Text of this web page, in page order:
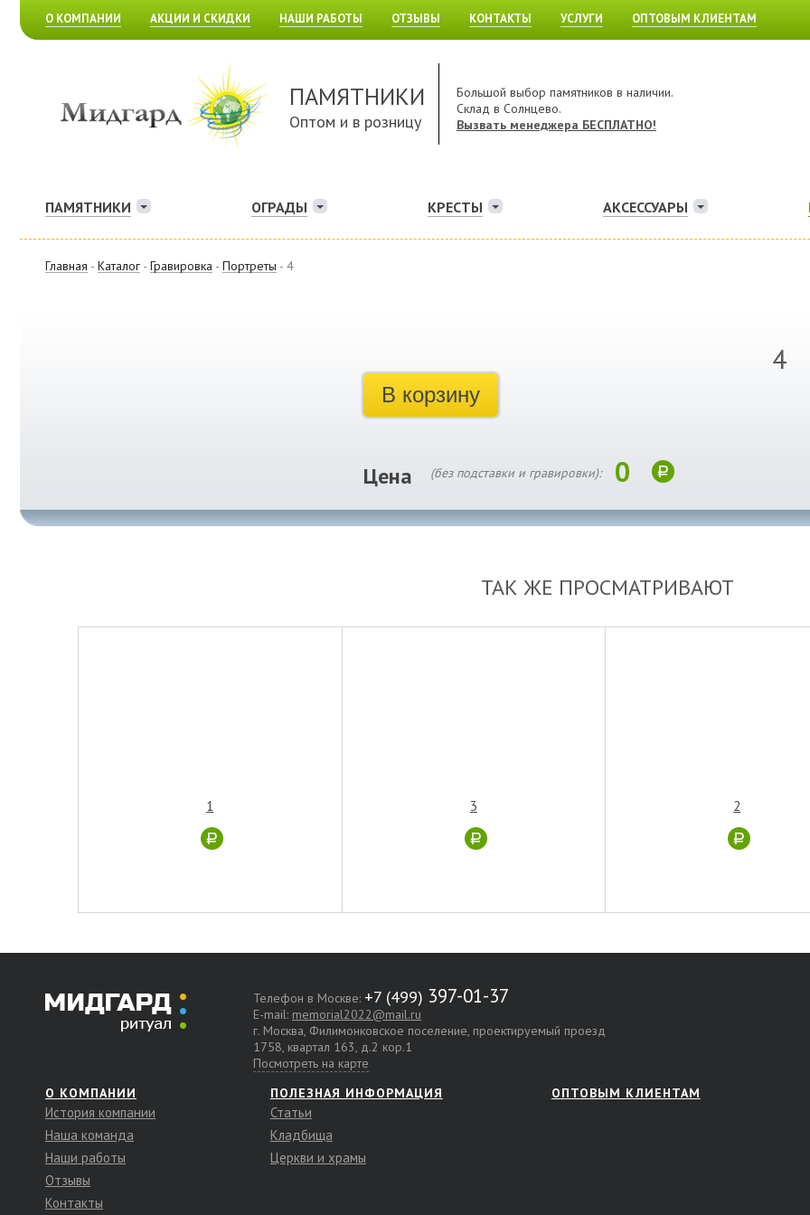
О КОМПАНИИ АКЦИИ И СКИДКИ НАШИ РАБОТЫ ОТЗЫВЫ КОНТАКТЫ УСЛУГИ ОПТОВЫМ КЛИЕНТАМ
ПАМЯТНИКИ
Оптом и в розницу
Большой выбор памятников в наличии.
Склад в Солнцево.
Вызвать менеджера БЕСПЛАТНО!
ПАМЯТНИКИ ОГРАДЫ КРЕСТЫ АКСЕССУАРЫ
Главная - Каталог - Гравировка - Портреты - 4
4
В корзину
Цена (без подставки и гравировки): 0
ТАК ЖЕ ПРОСМАТРИВАЮТ
1 3 2
Телефон в Москве: 397-01-37
E-mail: memorial2022@mail.ru
г. Москва, Филимонковское поселение, проектируемый проезд
1758, квартал 163, д.2 кор.1
Посмотреть на карте
О КОМПАНИИ
История компании
Наша команда
Наши работы
Отзывы
Контакты
ПОЛЕЗНАЯ ИНФОРМАЦИЯ
Статьи
Кладбища
Церкви и храмы
ОПТОВЫМ КЛИЕНТАМ